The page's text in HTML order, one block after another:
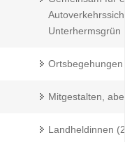
Unterhermsgrün
Ortsbegehungen
Mitgestalten, aber
Landheldinnen